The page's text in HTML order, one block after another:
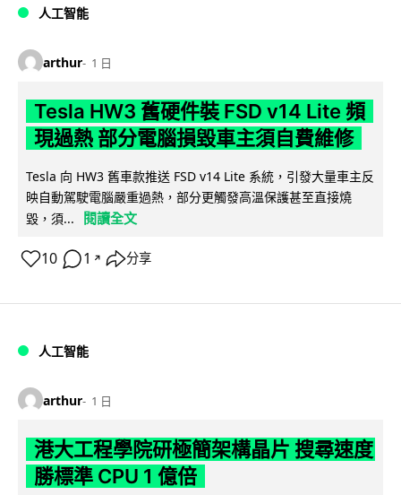
人工智能
arthur 1 日
Tesla HW3 舊硬件裝 FSD v14 Lite 頻
現過熱 部分電腦損毀車主須自費維修
Tesla 向 HW3 舊車款推送 FSD v14 Lite 系統，引發大量車主反
映自動駕駛電腦嚴重過熱，部分更觸發高溫保護甚至直接燒
毀，須...
閱讀全文
10 1 ↗ 分享
人工智能
arthur 1 日
港大工程學院研極簡架構晶片 搜尋速度
勝標準 CPU 1 億倍